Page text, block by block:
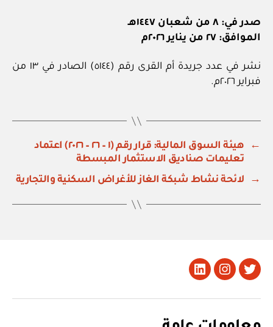
صدر في: ٨ من شعبان ١٤٤٧هـ
الموافق: ٢٧ من يناير ٢٠٢٦م
نشر في عدد جريدة أم القرى رقم (٥١٤٤) الصادر في ١٣ من
فبراير ٢٠٢٦م.
←
هيئة السوق المالية: قرار رقم (١ – ٢٦ – ٢٠٢٦) اعتماد
تعليمات صناديق الاستثمار المبسطة
→
لائحة نشاط شبكة الغاز للأغراض السكنية والتجارية
تويتر Instagram
LinkedIn